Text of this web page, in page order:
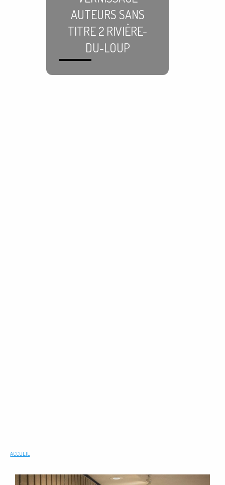
AUTEURS SANS
TITRE 2 RIVIÈRE-
DU-LOUP
ACCUEIL